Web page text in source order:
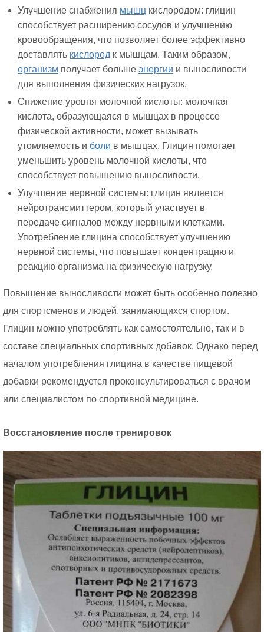
Улучшение снабжения мышц кислородом: глицин
способствует расширению сосудов и улучшению
кровообращения, что позволяет более эффективно
доставлять кислород к мышцам. Таким образом,
организм получает больше энергии и выносливости
для выполнения физических нагрузок.
Снижение уровня молочной кислоты: молочная
кислота, образующаяся в мышцах в процессе
физической активности, может вызывать
утомляемость и боли в мышцах. Глицин помогает
уменьшить уровень молочной кислоты, что
способствует повышению выносливости.
Улучшение нервной системы: глицин является
нейротрансмиттером, который участвует в
передаче сигналов между нервными клетками.
Употребление глицина способствует улучшению
нервной системы, что повышает концентрацию и
реакцию организма на физическую нагрузку.
Повышение выносливости может быть особенно полезно
для спортсменов и людей, занимающихся спортом.
Глицин можно употреблять как самостоятельно, так и в
составе специальных спортивных добавок. Однако перед
началом употребления глицина в качестве пищевой
добавки рекомендуется проконсультироваться с врачом
или специалистом по спортивной медицине.
Восстановление после тренировок